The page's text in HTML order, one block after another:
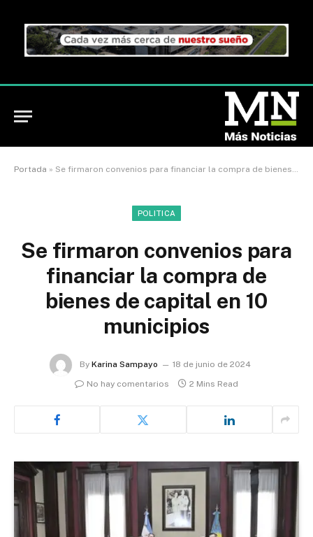
Portada » Se firmaron convenios para financiar la compra de bienes de capital en 10 municipios
POLITICA
Se firmaron convenios para
financiar la compra de
bienes de capital en 10
municipios
By Karina Sampayo
18 de junio de 2024
No hay comentarios
2 Mins Read